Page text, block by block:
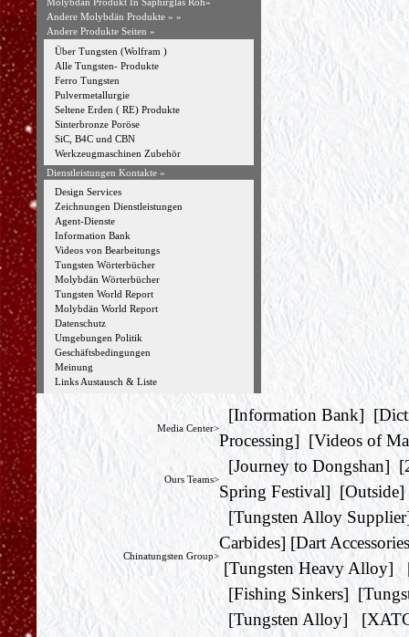
Andere Molybdän Produkte » »
Andere Produkte Seiten »
Über Tungsten (Wolfram )
Alle Tungsten- Produkte
Ferro Tungsten
Pulvermetallurgie
Seltene Erden ( RE) Produkte
Sinterbronze Poröse
SiC, B4C und CBN
Werkzeugmaschinen Zubehör
Dienstleistungen Kontakte »
Design Services
Zeichnungen Dienstleistungen
Agent-Dienste
Information Bank
Videos von Bearbeitungs
Tungsten Wörterbücher
Molybdän Wörterbücher
Tungsten World Report
Molybdän World Report
Datenschutz
Umgebungen Politik
Geschäftsbedingungen
Meinung
Links Austausch & Liste
Media Center>
[Information Bank] [
Processing] [Videos of
Ours Teams>
[Journey to Dongshan] [
Spring Festival] [Outside]
Chinatungsten Group>
[Tungsten Alloy Supplier
Carbides] [Dart
[Tungsten Heavy Alloy]
[Fishing Sinkers] [
[Tungsten Alloy] [